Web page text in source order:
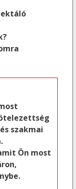
szakmai
Ön most